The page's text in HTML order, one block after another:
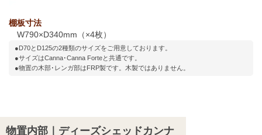
棚板寸法
W790×D340mm（×4枚）
●D70とD125の2種類のサイズをご用意しております。
●サイズはCanna･Canna Forteと共通です。
●物置の木部･レンガ部はFRP製です。木製ではありません。
物置内部｜ディーズシェッドカンナ